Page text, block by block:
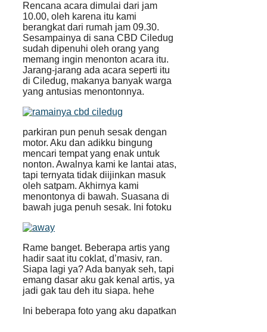
Rencana acara dimulai dari jam
10.00, oleh karena itu kami
berangkat dari rumah jam 09.30.
Sesampainya di sana CBD Ciledug
sudah dipenuhi oleh orang yang
memang ingin menonton acara itu.
Jarang-jarang ada acara seperti itu
di Ciledug, makanya banyak warga
yang antusias menontonnya.
parkiran pun penuh sesak dengan
motor. Aku dan adikku bingung
mencari tempat yang enak untuk
nonton. Awalnya kami ke lantai atas,
tapi ternyata tidak diijinkan masuk
oleh satpam. Akhirnya kami
menontonya di bawah. Suasana di
bawah juga penuh sesak. Ini fotoku
Rame banget. Beberapa artis yang
hadir saat itu coklat, d’masiv, ran.
Siapa lagi ya? Ada banyak seh, tapi
emang dasar aku gak kenal artis, ya
jadi gak tau deh itu siapa. hehe
Ini beberapa foto yang aku dapatkan